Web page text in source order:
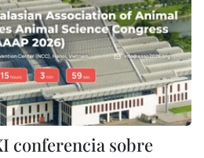
conferencia sobre